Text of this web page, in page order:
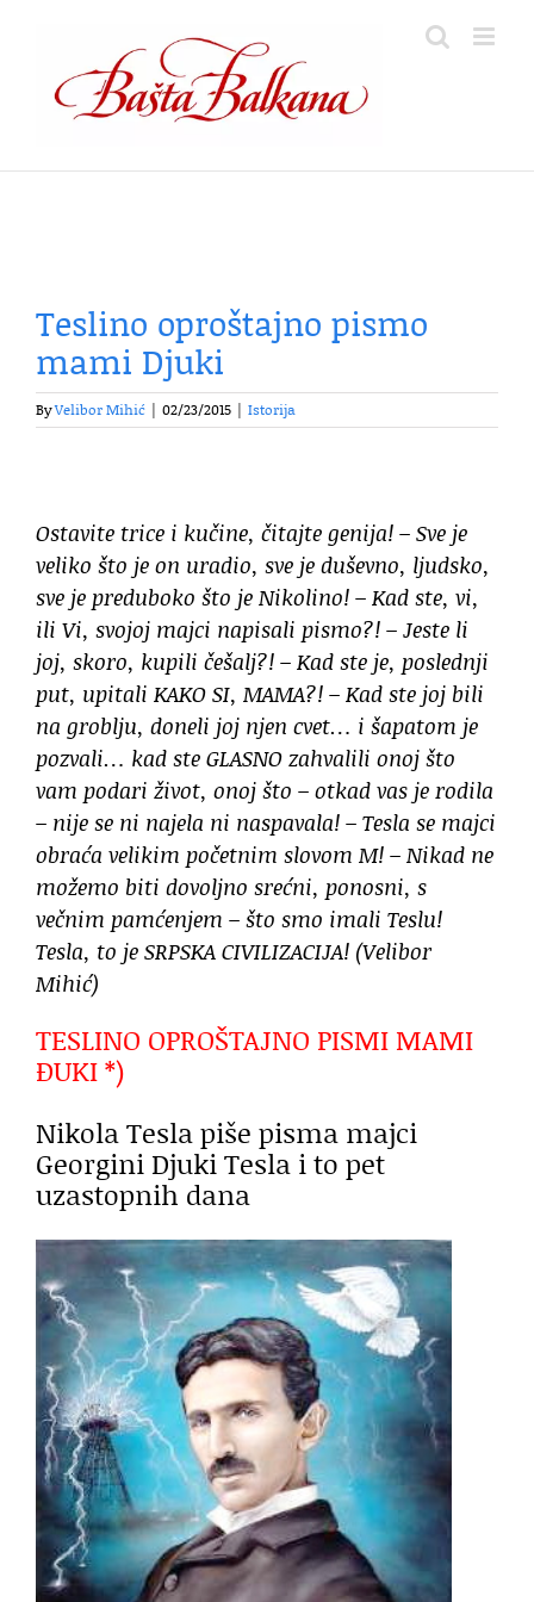
content
Teslino oproštajno pismo
mami Djuki
ByVelibor Mihić 02/23/2015 Istorija
Ostavite trice i kučine, čitajte genija! – Sve je
veliko što je on uradio, sve je duševno, ljudsko,
sve je preduboko što je Nikolino! – Kad ste, vi,
ili Vi, svojoj majci napisali pismo?! – Jeste li
joj, skoro, kupili češalj?! – Kad ste je, poslednji
put, upitali KAKO SI, MAMA?! – Kad ste joj bili
na groblju, doneli joj njen cvet… i šapatom je
pozvali… kad ste GLASNO zahvalili onoj što
vam podari život, onoj što – otkad vas je rodila
– nije se ni najela ni naspavala! – Tesla se majci
obraća velikim početnim slovom M! – Nikad ne
možemo biti dovoljno srećni, ponosni, s
večnim pamćenjem – što smo imali Teslu!
Tesla, to je SRPSKA CIVILIZACIJA! (Velibor
Mihić)
TESLINO OPROŠTAJNO PISMI MAMI
ĐUKI *)
Nikola Tesla piše pisma majci
Georgini Djuki Tesla i to pet
uzastopnih dana